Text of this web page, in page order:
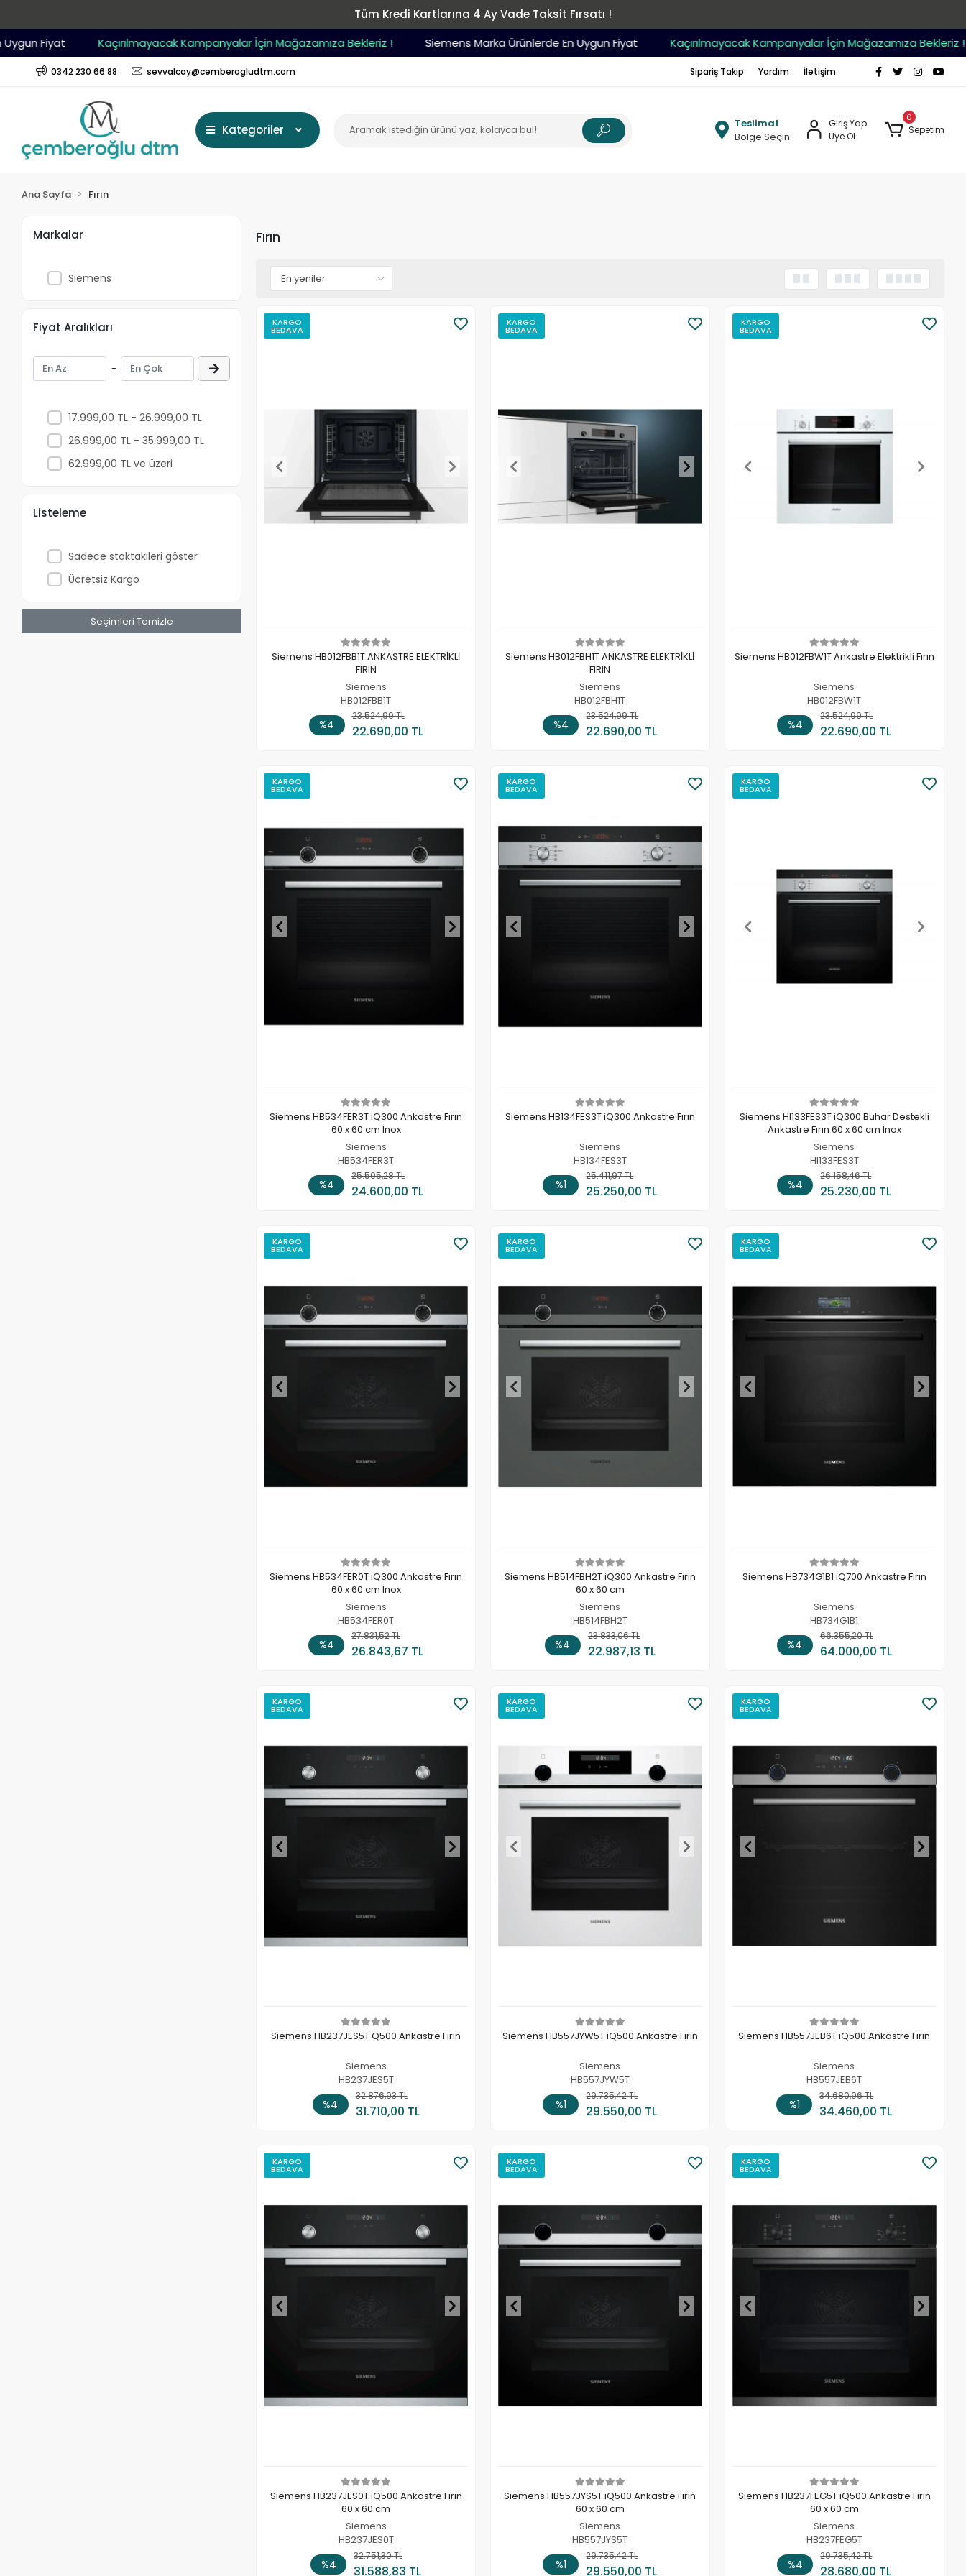
Tüm Kredi Kartlarına 4 Ay Vade Taksit Fırsatı !
Fiyat
Kaçırılmayacak Kampanyalar İçin Mağazamıza Bekleriz ! Siemens Marka Ürünlerde En Uygun Fiyat Kaçırılmayacak Kampanyalar İçin Mağazamıza Bekleriz !
0342 230 66 88 sevvalcay@cemberogludtm.com Sipariş Takip Yardım İletişim
Kategoriler
Teslimat
Bölge Seçin
Giriş Yap
Üye Ol
0
Sepetim
Ana Sayfa Fırın
Markalar
Siemens
Fiyat Aralıkları
-
17.999,00 TL - 26.999,00 TL
26.999,00 TL - 35.999,00 TL
62.999,00 TL ve üzeri
Listeleme
Sadece stoktakileri göster
Ücretsiz Kargo
Seçimleri Temizle
Fırın
KARGO
BEDAVA
Siemens HB012FBB1T ANKASTRE ELEKTRİKLİ
FIRIN
Siemens
HB012FBB1T
%4
23.524,99 TL
22.690,00 TL
Sepete Ekle
KARGO
BEDAVA
Siemens HB012FBH1T ANKASTRE ELEKTRİKLİ
FIRIN
Siemens
HB012FBH1T
%4
23.524,99 TL
22.690,00 TL
Sepete Ekle
KARGO
BEDAVA
Siemens HB012FBW1T Ankastre Elektrikli Fırın
Siemens
HB012FBW1T
%4
23.524,99 TL
22.690,00 TL
Sepete Ekle
KARGO
BEDAVA Stokta Yok
Siemens HB534FER3T iQ300 Ankastre Fırın
60 x 60 cm Inox
Siemens
HB534FER3T
%4
25.505,28 TL
24.600,00 TL
Stokta Yok
KARGO
BEDAVA
Siemens HB134FES3T iQ300 Ankastre Fırın
Siemens
HB134FES3T
%1
25.411,97 TL
25.250,00 TL
Sepete Ekle
KARGO
BEDAVA
Siemens HI133FES3T iQ300 Buhar Destekli
Ankastre Fırın 60 x 60 cm Inox
Siemens
HI133FES3T
%4
26.158,46 TL
25.230,00 TL
Sepete Ekle
KARGO
BEDAVA
Siemens HB534FER0T iQ300 Ankastre Fırın
60 x 60 cm Inox
Siemens
HB534FER0T
%4
27.831,52 TL
26.843,67 TL
Sepete Ekle
KARGO
BEDAVA
Siemens HB514FBH2T iQ300 Ankastre Fırın
60 x 60 cm
Siemens
HB514FBH2T
%4
23.833,06 TL
22.987,13 TL
Sepete Ekle
KARGO
BEDAVA
Siemens HB734G1B1 iQ700 Ankastre Fırın
Siemens
HB734G1B1
%4
66.355,20 TL
64.000,00 TL
Sepete Ekle
KARGO
BEDAVA
Siemens HB237JES5T Q500 Ankastre Fırın
Siemens
HB237JES5T
%4
32.876,93 TL
31.710,00 TL
Sepete Ekle
KARGO
BEDAVA
Siemens HB557JYW5T iQ500 Ankastre Fırın
Siemens
HB557JYW5T
%1
29.735,42 TL
29.550,00 TL
Sepete Ekle
KARGO
BEDAVA
Siemens HB557JEB6T iQ500 Ankastre Fırın
Siemens
HB557JEB6T
%1
34.680,96 TL
34.460,00 TL
Sepete Ekle
KARGO
BEDAVA
Siemens HB237JES0T iQ500 Ankastre Fırın
60 x 60 cm
Siemens
HB237JES0T
%4
32.751,30 TL
31.588,83 TL
Sepete Ekle
KARGO
BEDAVA
Siemens HB557JYS5T iQ500 Ankastre Fırın
60 x 60 cm
Siemens
HB557JYS5T
%1
29.735,42 TL
29.550,00 TL
Sepete Ekle
KARGO
BEDAVA Stokta Yok
Siemens HB237FEG5T iQ500 Ankastre Fırın
60 x 60 cm
Siemens
HB237FEG5T
%4
29.735,42 TL
28.680,00 TL
Stokta Yok